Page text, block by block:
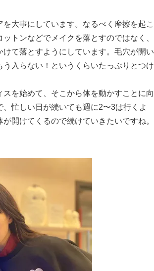
大事にしています。なるべく摩擦を起こ
トンなどでメイクを落とすのではなく、
て落とすようにしています。毛穴が開い
入らない！というくらいたっぷりとつけ
を始めて、そこから体を動かすことに向
忙しい日が続いても週に2〜3は行くよ
開けてくるので続けていきたいですね。